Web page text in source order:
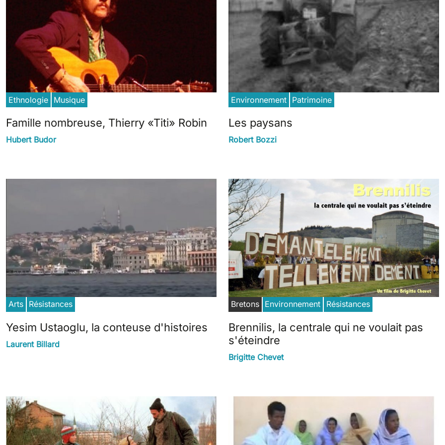
Ethnologie Musique
Famille nombreuse, Thierry «Titi» Robin
Hubert Budor
Environnement Patrimoine
Les paysans
Robert Bozzi
Arts Résistances
Yesim Ustaoglu, la conteuse d'histoires
Laurent Billard
Bretons Environnement Résistances
Brennilis, la centrale qui ne voulait pas
s'éteindre
Brigitte Chevet